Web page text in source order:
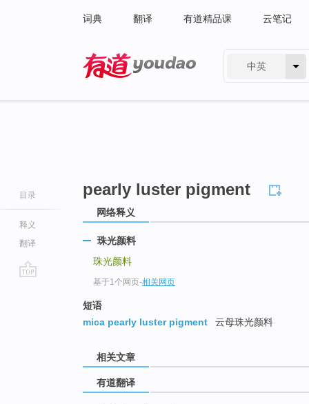
词典 翻译 有道精品课 云笔记
中英
目录
释义
翻译
pearly luster pigment
网络释义
珠光颜料
珠光颜料
基于1个网页-相关网页
短语
mica pearly luster pigment
云母珠光颜料
相关文章
有道翻译